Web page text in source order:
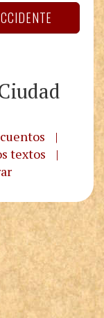
|
textos
|